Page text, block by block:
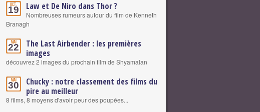
Oct.
19 Law et De Niro dans Thor ?
Nombreuses rumeurs autour du film de Kenneth
Branagh
Mai
22
The Last Airbender : les premières
images
découvrez 2 images du prochain film de Shyamalan
Mai
30
Chucky : notre classement des films du
pire au meilleur
8 films, 8 moyens d'avoir peur des poupées...